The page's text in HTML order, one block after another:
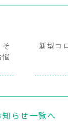
そ
悩
知らせ一覧へ
新型コ